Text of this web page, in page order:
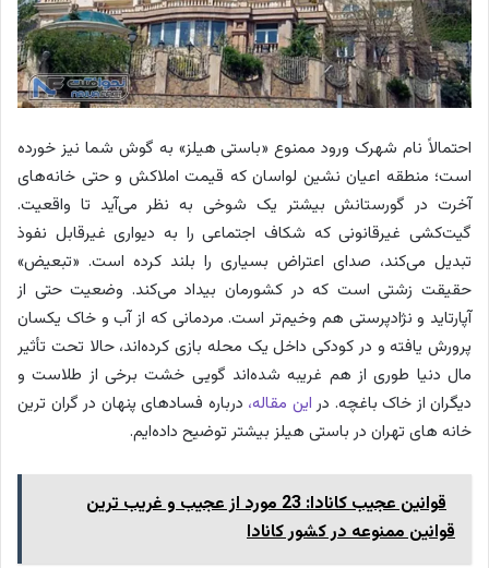
احتمالاً نام شهرک ورود ممنوع «باستی هیلز» به گوش شما نیز خورده
است؛ منطقه اعیان نشین لواسان که قیمت املاکش و حتی خانه‌های
آخرت در گورستانش بیشتر یک شوخی به نظر می‌آید تا واقعیت.
گیت‌کشی غیرقانونی که شکاف اجتماعی را به دیواری غیرقابل نفوذ
تبدیل می‌کند، صدای اعتراض بسیاری را بلند کرده است. «تبعیض»
حقیقت زشتی است که در کشورمان بیداد می‌کند. وضعیت حتی از
آپارتاید و نژادپرستی هم وخیم‌تر است. مردمانی که از آب و خاک یکسان
پرورش یافته‌ و در کودکی داخل یک محله بازی کرده‌اند، حالا تحت تأثیر
مال دنیا طوری از هم غریبه شده‌اند گویی خشت برخی از طلاست و
دیگران از خاک باغچه. دراین مقاله، درباره فسادهای پنهان در گران ترین
خانه های تهران در باستی هیلز بیشتر توضیح داده‌ایم.
قوانین عجیب کانادا: 23 مورد از عجیب و غریب ترین
قوانین ممنوعه در کشور کانادا